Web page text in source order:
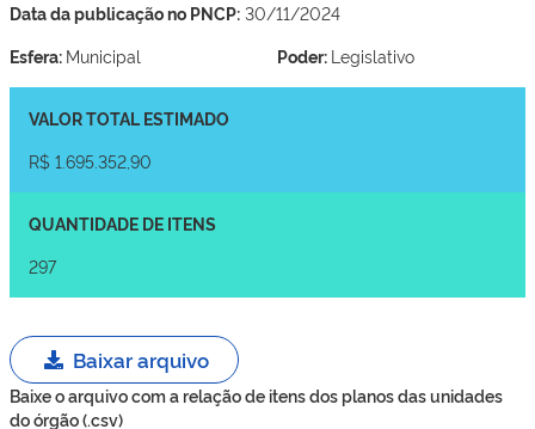
Data da publicação no PNCP: 30/11/2024
Esfera: Municipal Poder: Legislativo
VALOR TOTAL ESTIMADO
R$ 1.695.352,90
QUANTIDADE DE ITENS
297
Baixar arquivo
Baixe o arquivo com a relação de itens dos planos das unidades
do órgão (.csv)